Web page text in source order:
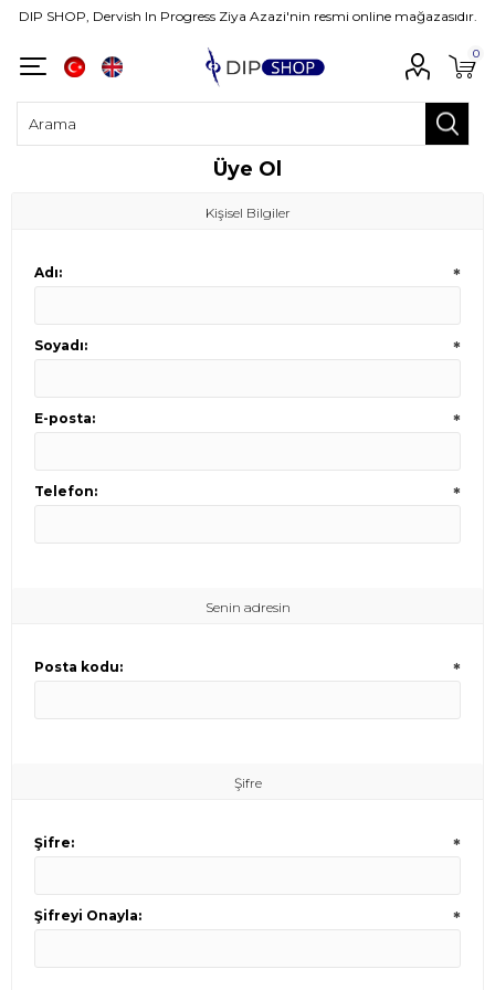
DIP SHOP, Dervish In Progress Ziya Azazi'nin resmi online mağazasıdır.
0
Üye Ol
Kişisel Bilgiler
Adı: *
Soyadı: *
E-posta: *
Telefon: *
Senin adresin
Posta kodu: *
Şifre
Şifre: *
Şifreyi Onayla: *